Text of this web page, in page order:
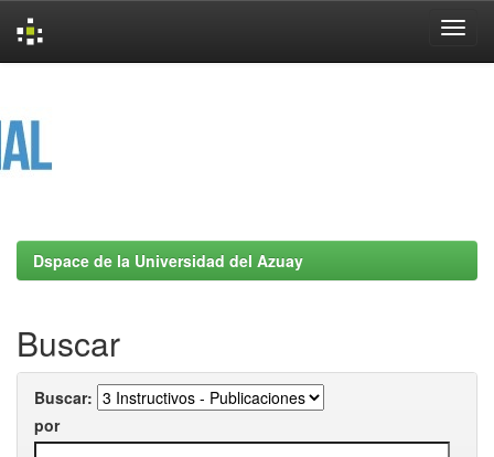
Dspace de la Universidad del Azuay
Buscar
Buscar:
por